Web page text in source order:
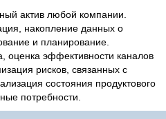
актив любой компании.
накопление данных о
и планирование.
оценка эффективности каналов
рисков, связанных с
состояния продуктового
потребности.